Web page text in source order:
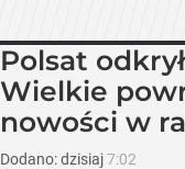
Polsat
Wielkie
nowości w
Dodano:dzisiaj7:02